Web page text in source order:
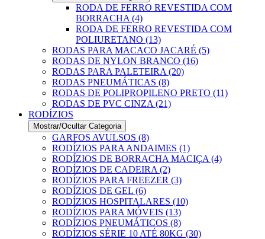
RODA DE FERRO REVESTIDA COM
BORRACHA (4)
RODA DE FERRO REVESTIDA COM
POLIURETANO (13)
RODAS PARA MACACO JACARÉ (5)
RODAS DE NYLON BRANCO (16)
RODAS PARA PALETEIRA (20)
RODAS PNEUMÁTICAS (8)
RODAS DE POLIPROPILENO PRETO (11)
RODAS DE PVC CINZA (21)
RODÍZIOS
Mostrar/Ocultar Categoria
GARFOS AVULSOS (8)
RODÍZIOS PARA ANDAIMES (1)
RODÍZIOS DE BORRACHA MACIÇA (4)
RODÍZIOS DE CADEIRA (2)
RODÍZIOS PARA FREEZER (3)
RODÍZIOS DE GEL (6)
RODÍZIOS HOSPITALARES (10)
RODÍZIOS PARA MÓVEIS (13)
RODÍZIOS PNEUMÁTICOS (8)
RODÍZIOS SÉRIE 10 ATÉ 80KG (30)